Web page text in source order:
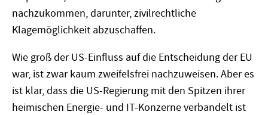
nachzukommen, darunter, zivilrechtliche
Klagemöglichkeit abzuschaffen.
Wie groß der US-Einfluss auf die Entscheidung der EU
war, ist zwar kaum zweifelsfrei nachzuweisen. Aber es
ist klar, dass die US-Regierung mit den Spitzen ihrer
heimischen Energie- und IT-Konzerne verbandelt ist